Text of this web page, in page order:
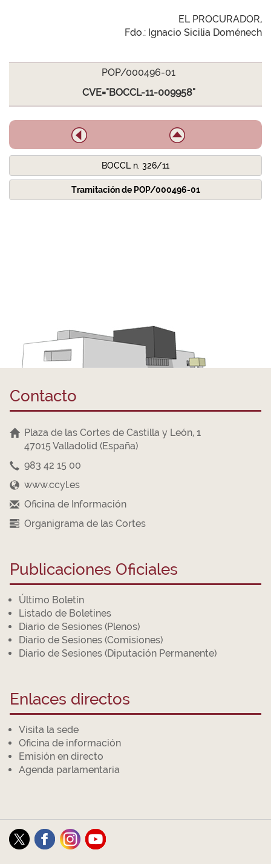
EL PROCURADOR,
Fdo.: Ignacio Sicilia Doménech
POP/000496-01
CVE="BOCCL-11-009958"
BOCCL n. 326/11
Tramitación de POP/000496-01
Contacto
Plaza de las Cortes de Castilla y León, 1
47015 Valladolid (España)
983 42 15 00
www.ccyl.es
Oficina de Información
Organigrama de las Cortes
Publicaciones Oficiales
Último Boletín
Listado de Boletines
Diario de Sesiones (Plenos)
Diario de Sesiones (Comisiones)
Diario de Sesiones (Diputación Permanente)
Enlaces directos
Visita la sede
Oficina de información
Emisión en directo
Agenda parlamentaria